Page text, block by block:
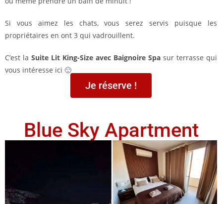
Si vous aimez les chats, vous serez servis puisque les
propriétaires en ont 3 qui vadrouillent.
C’est la Suite Lit King-Size avec Baignoire Spa sur terrasse qui
vous intéresse ici 🙂
Je réserve !
Blue Sky Apartment